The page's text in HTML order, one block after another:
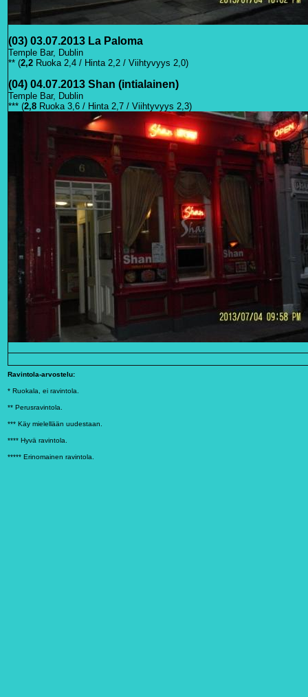
(03) 03.07.2013 La Paloma
Temple Bar, Dublin
** (2,2 Ruoka 2,4 / Hinta 2,2 / Viihtyvyys 2,0)
(04) 04.07.2013 Shan (intialainen)
Temple Bar, Dublin
*** (2,8 Ruoka 3,6 / Hinta 2,7 / Viihtyvyys 2,3)
Ravintola-arvostelu:
* Ruokala, ei ravintola.
** Perusravintola.
*** Käy mielellään uudestaan.
**** Hyvä ravintola.
***** Erinomainen ravintola.